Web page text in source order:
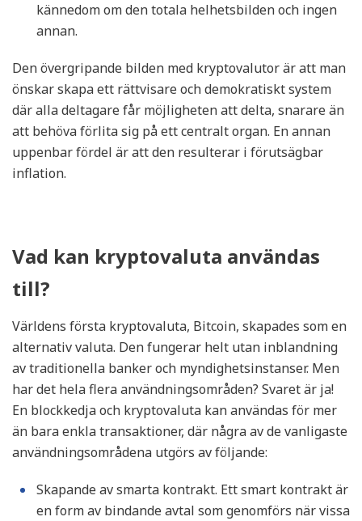
kännedom om den totala helhetsbilden och ingen
annan.
Den övergripande bilden med kryptovalutor är att man
önskar skapa ett rättvisare och demokratiskt system
där alla deltagare får möjligheten att delta, snarare än
att behöva förlita sig på ett centralt organ. En annan
uppenbar fördel är att den resulterar i förutsägbar
inflation.
Vad kan kryptovaluta användas
till?
Världens första kryptovaluta, Bitcoin, skapades som en
alternativ valuta. Den fungerar helt utan inblandning
av traditionella banker och myndighetsinstanser. Men
har det hela flera användningsområden? Svaret är ja!
En blockkedja och kryptovaluta kan användas för mer
än bara enkla transaktioner, där några av de vanligaste
användningsområdena utgörs av följande:
Skapande av smarta kontrakt. Ett smart kontrakt är
en form av bindande avtal som genomförs när vissa